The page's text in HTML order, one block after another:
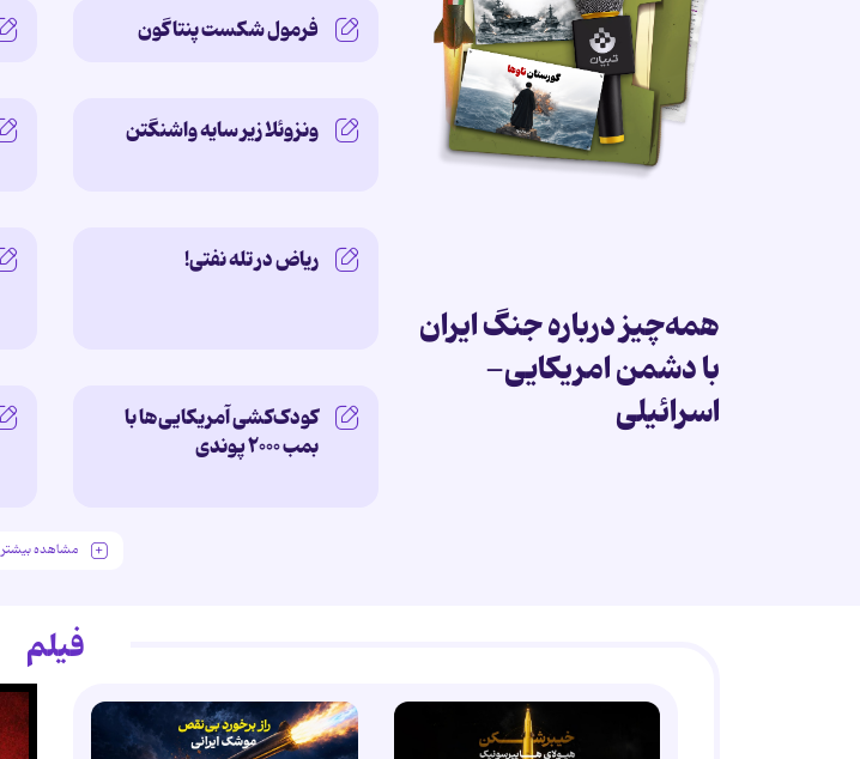
همه‌چیز درباره جنگ ایران
با دشمن امریکایی-
اسرائیلی
فرمول شکست پنتاگون
ونزوئلا زیر سایه‌ واشنگتن
ریاض در تله نفتی!
کودک‌کشی آمریکایی‌ها با
بمب ۲۰۰۰ پوندی
مشاهده بیشتر
فیلم